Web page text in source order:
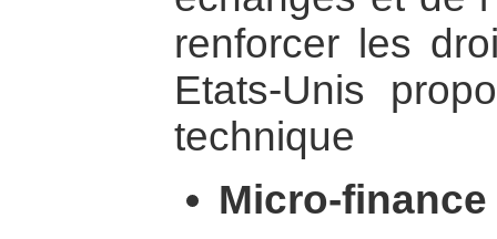
renforcer les
Etats-Unis
technique
Micro-